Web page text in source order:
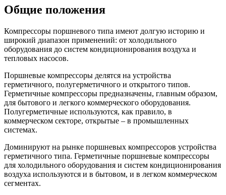
Общие положения
Компрессоры поршневого типа имеют долгую историю и
широкий диапазон применений: от холодильного
оборудования до систем кондиционирования воздуха и
тепловых насосов.
Поршневые компрессоры делятся на устройства
герметичного, полугерметичного и открытого типов.
Герметичные компрессоры предназначены, главным образом,
для бытового и легкого коммерческого оборудования.
Полугерметичные используются, как правило, в
коммерческом секторе, открытые – в промышленных
системах.
Доминируют на рынке поршневых компрессоров устройства
герметичного типа. Герметичные поршневые компрессоры
для холодильного оборудования и систем кондиционирования
воздуха используются и в бытовом, и в легком коммерческом
сегментах.